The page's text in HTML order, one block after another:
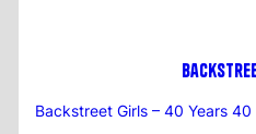
Backstreet Girls – 40 Years